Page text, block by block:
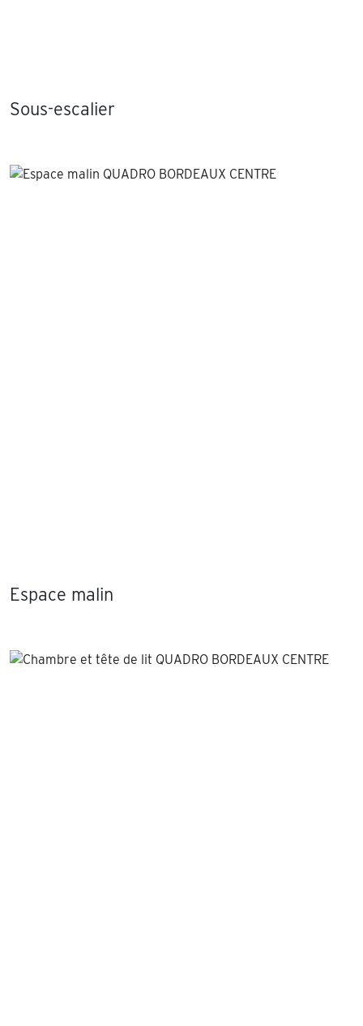
Sous-escalier
Espace malin